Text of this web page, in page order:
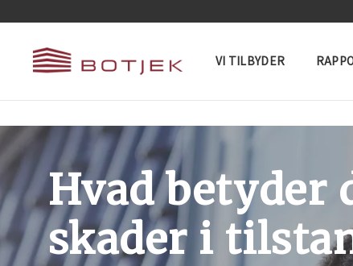
VI TILBYDER
Hvad betyder
skader i